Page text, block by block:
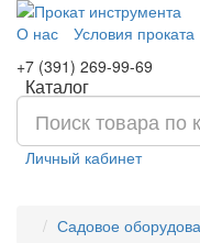
О нас Условия проката
+7 (391) 269-99-69
Каталог
Личный кабинет
Садовое